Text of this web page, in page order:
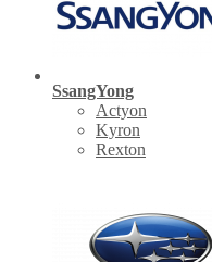
SsangYong
Actyon
Kyron
Rexton